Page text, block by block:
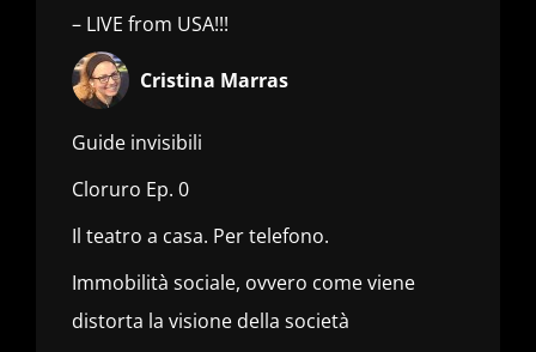
– LIVE from USA!!!
Cristina Marras
Guide invisibili
Cloruro Ep. 0
Il teatro a casa. Per telefono.
Immobilità sociale, ovvero come viene
distorta la visione della società